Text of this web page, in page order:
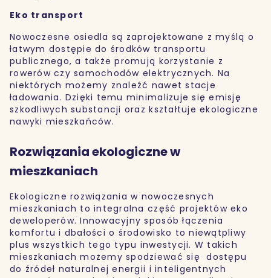
Eko transport
Nowoczesne osiedla są zaprojektowane z myślą o
łatwym dostępie do środków transportu
publicznego, a także promują korzystanie z
rowerów czy samochodów elektrycznych. Na
niektórych możemy znaleźć nawet stacje
ładowania. Dzięki temu minimalizuje się emisję
szkodliwych substancji oraz kształtuje ekologiczne
nawyki mieszkańców.
Rozwiązania ekologiczne w
mieszkaniach
Ekologiczne rozwiązania w nowoczesnych
mieszkaniach to integralna część projektów eko
deweloperów. Innowacyjny sposób łączenia
komfortu i dbałości o środowisko to niewątpliwy
plus wszystkich tego typu inwestycji. W takich
mieszkaniach możemy spodziewać się dostępu
do źródeł naturalnej energii i inteligentnych